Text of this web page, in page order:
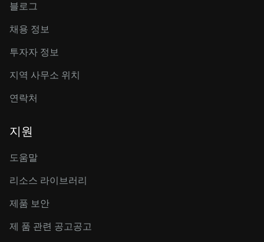
블로그
채용 정보
투자자 정보
지역 사무소 위치
연락처
지원
도움말
리소스 라이브러리
제품 보안
제 품 관련 공고공고